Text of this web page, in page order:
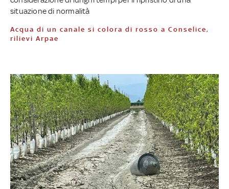
situazione di normalità
Acqua di un canale si colora di rosso a Conselice,
rilievi Arpae